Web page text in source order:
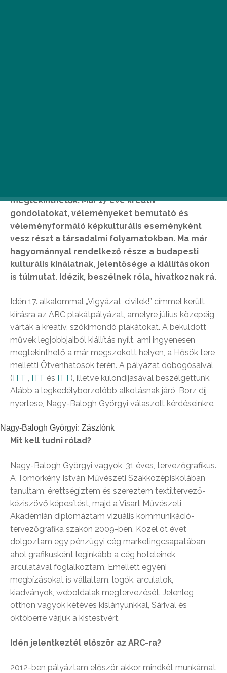
megtekinthetők. Már 17 éve kreatív
gondolatokat, véleményeket bemutató és
véleményformáló képkulturális eseményként
vesz részt a társadalmi folyamatokban. Ma már
hagyománnyal rendelkező része a budapesti
kulturális kínálatnak, jelentősége a kiállításokon
is túlmutat. Idézik, beszélnek róla, hivatkoznak rá.
Idén 17. alkalommal „Vigyázat, civilek!” címmel került
kiírásra az ARC plakátpályázat, amelyre július közepéig
várták a kreatív, szókimondó plakátokat. A beküldött
művek legjobbjaiból kiállítás nyílt, ami ingyenesen
megtekinthető a már megszokott helyen, a Hősök tere
melletti Ötvenhatosok terén. A pályázat dobogósaival
(ITT , ITT és ITT), illetve különdíjasával beszélgettünk.
Alább a legkedélyborzolóbb alkotásnak járó, Borz díj
nyertese, Nagy-Balogh Györgyi válaszolt kérdéseinkre.
Nagy-Balogh Györgyi: Zászlónk
Mit kell tudni rólad?
Nagy-Balogh Györgyi vagyok, 31 éves, tervezőgrafikus.
A Tömörkény István Művészeti Szakközépiskolában
tanultam, érettségiztem és szereztem textiltervező-
kéziszövő képesítést, majd a Visart Művészeti
Akadémián diplomáztam vizuális kommunikáció-
tervezőgrafika szakon 2009-ben. Közel öt évet
dolgoztam egy pénzügyi cég marketingcsapatában,
ahol grafikusként leginkább a cég hoteleinek
arculatával foglalkoztam. Emellett egyéni
megbízásokat is vállaltam, logók, arculatok,
kiadványok, weboldalak megtervezését. Jelenleg
otthon vagyok kétéves kislányunkkal, Sárival és
októberre várjuk a kistestvért.
Idén jelentkeztél először az ARC-ra?
2012-ben pályáztam először, akkor mindkét munkámat